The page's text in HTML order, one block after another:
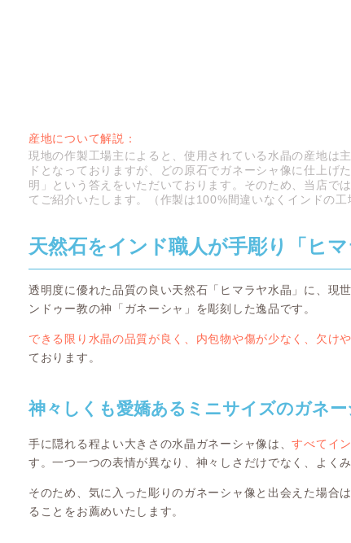
産地について解説：
現地の作製工場主によると、使用されている水晶の産地は
ドとなっておりますが、どの原石でガネーシャ像に仕上げ
明」という答えをいただいております。そのため、当店で
てご紹介いたします。（作製は100%間違いなくインドの工
天然石をインド職人が手彫り「ヒマ
透明度に優れた品質の良い天然石「ヒマラヤ水晶」に、現
ンドゥー教の神「ガネーシャ」を彫刻した逸品です。
できる限り水晶の品質が良く、内包物や傷が少なく、欠け
ております。
神々しくも愛嬌あるミニサイズのガネ
手に隠れる程よい大きさの水晶ガネーシャ像は、すべてイ
す。一つ一つの表情が異なり、神々しさだけでなく、よく
そのため、気に入った彫りのガネーシャ像と出会えた場合は
ることをお薦めいたします。